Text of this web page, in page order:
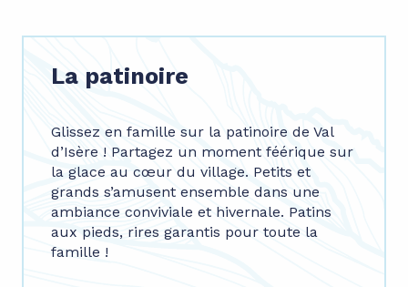
La patinoire
Glissez en famille sur la patinoire de Val
d’Isère ! Partagez un moment féérique sur
la glace au cœur du village. Petits et
grands s’amusent ensemble dans une
ambiance conviviale et hivernale. Patins
aux pieds, rires garantis pour toute la
famille !